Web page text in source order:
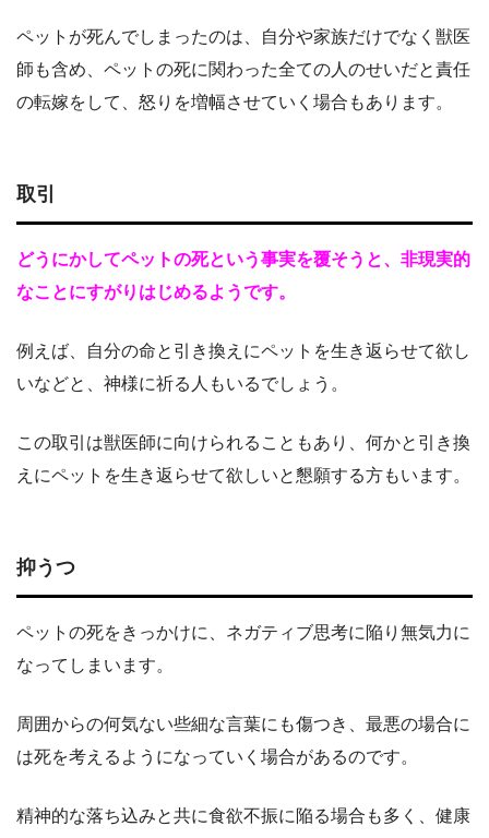
ペットが死んでしまったのは、自分や家族だけでなく獣医
師も含め、ペットの死に関わった全ての人のせいだと責任
の転嫁をして、怒りを増幅させていく場合もあります。
取引
どうにかしてペットの死という事実を覆そうと、非現実的
なことにすがりはじめるようです。
例えば、自分の命と引き換えにペットを生き返らせて欲し
いなどと、神様に祈る人もいるでしょう。
この取引は獣医師に向けられることもあり、何かと引き換
えにペットを生き返らせて欲しいと懇願する方もいます。
抑うつ
ペットの死をきっかけに、ネガティブ思考に陥り無気力に
なってしまいます。
周囲からの何気ない些細な言葉にも傷つき、最悪の場合に
は死を考えるようになっていく場合があるのです。
精神的な落ち込みと共に食欲不振に陥る場合も多く、健康